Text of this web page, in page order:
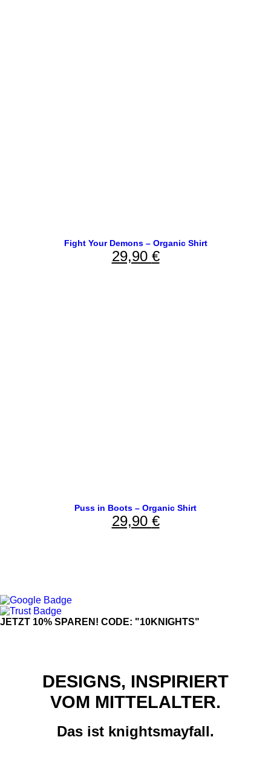
Fight Your Demons – Organic Shirt
29,90 €
Puss in Boots – Organic Shirt
29,90 €
JETZT 10% SPAREN! CODE: "10KNIGHTS"
DESIGNS, INSPIRIERT
VOM MITTELALTER.
Das ist knightsmayfall.